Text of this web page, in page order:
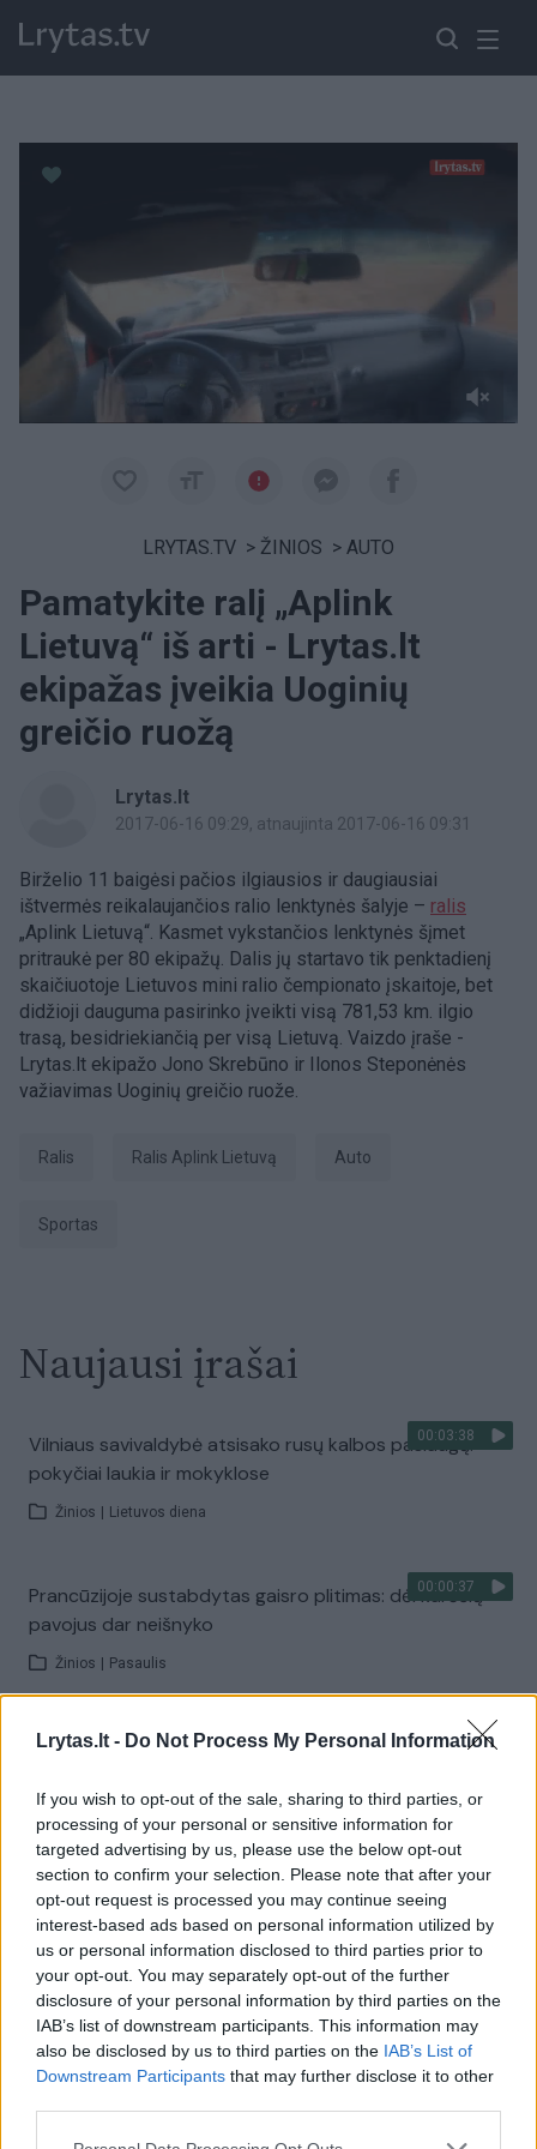
Lrytas.lt - Do Not Process My Personal Information
If you wish to opt-out of the sale, sharing to third parties, or
processing of your personal or sensitive information for
targeted advertising by us, please use the below opt-out
section to confirm your selection. Please note that after your
opt-out request is processed you may continue seeing
interest-based ads based on personal information utilized by
us or personal information disclosed to third parties prior to
your opt-out. You may separately opt-out of the further
disclosure of your personal information by third parties on the
IAB’s list of downstream participants. This information may
also be disclosed by us to third parties on the IAB’s List of
Downstream Participants that may further disclose it to other
LRYTAS.TV > ŽINIOS > AUTO
Pamatykite ralį „Aplink
Lietuvą“ iš arti - Lrytas.lt
ekipažas įveikia Uoginių
greičio ruožą
Lrytas.lt
2017-06-16 09:29, atnaujinta 2017-06-16 09:31
Birželio 11 baigėsi pačios ilgiausios ir daugiausiai
ištvermės reikalaujančios ralio lenktynės šalyje – ralis
„Aplink Lietuvą“. Kasmet vykstančios lenktynės šįmet
pritraukė per 80 ekipažų. Dalis jų startavo tik penktadienį
skaičiuotoje Lietuvos mini ralio čempionato įskaitoje, bet
didžioji dauguma pasirinko įveikti visą 781,53 km. ilgio
trasą, besidriekiančią per visą Lietuvą. Vaizdo įraše -
Lrytas.lt ekipažo Jono Skrebūno ir Ilonos Steponėnės
važiavimas Uoginių greičio ruože.
ralis ralis Aplink Lietuvą auto
sportas
Naujausi įrašai
00:03:38
Vilniaus savivaldybė atsisako rusų kalbos paslaugų:
pokyčiai laukia ir mokyklose
Žinios Lietuvos diena
00:00:37
Prancūzijoje sustabdytas gaisro plitimas: dėl karščių
pavojus dar neišnyko
Žinios Pasaulis
00:02:24
Lietuvoje bėgęs prancūzas: kova už diabetu
Lietuvos diena
00:01:00
Ispanija mėnesiui įvedė sienų kontrolę iš Italijos:
baiminamasi naujos migrantų bangos
Pasaulis
Visi įrašai